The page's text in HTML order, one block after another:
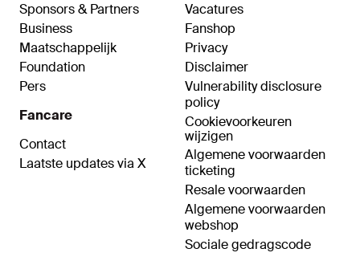
Sponsors & Partners
Business
Maatschappelijk
Foundation
Pers
Fancare
Contact
Laatste updates via X
Vacatures
Fanshop
Privacy
Disclaimer
Vulnerability disclosure
policy
Cookievoorkeuren
wijzigen
Algemene voorwaarden
ticketing
Resale voorwaarden
Algemene voorwaarden
webshop
Sociale gedragscode